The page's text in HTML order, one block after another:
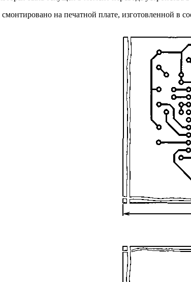
на печатной плате, изготовленной в